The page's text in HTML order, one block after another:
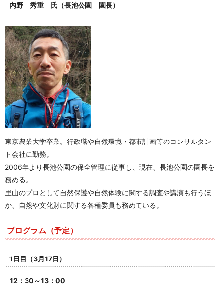
内野 秀重 氏（長池公園 園長）
東京農業大学卒業。行政職や自然環境・都市計画等のコンサルタン
ト会社に勤務。
2006年より長池公園の保全管理に従事し、現在、長池公園の園長を
務める。
里山のプロとして自然保護や自然体験に関する調査や講演も行うほ
か、自然や文化財に関する各種委員も務めている。
プログラム（予定）
1日目（3月17日）
12：30～13：00